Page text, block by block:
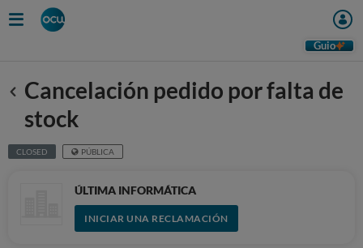
Guio
Anterior
Cancelación pedido por falta de
stock
CLOSED PÚBLICA
ÚLTIMA INFORMÁTICA
INICIAR UNA RECLAMACIÓN